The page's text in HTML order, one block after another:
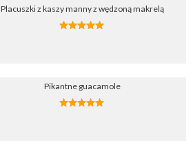
Placuszki z kaszy manny z wędzoną makrelą
Pikantne guacamole